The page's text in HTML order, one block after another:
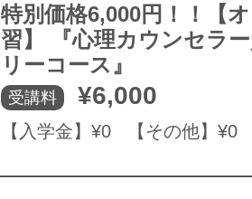
特別価格6,000円！！【
習】 『心理カウンセラ
リーコース』
受講料 ¥6,000
【入学金】¥0 【その他】¥0